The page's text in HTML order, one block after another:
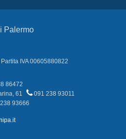
Palermo
IVA 00605880822
86472
61
091 238 93011
93666